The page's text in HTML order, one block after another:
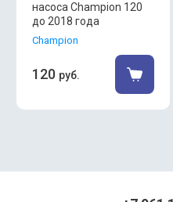
насоса Champion 120
до 2018 года
Champion
120 руб.